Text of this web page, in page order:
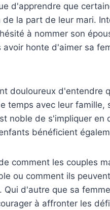
d'apprendre que
la part de leur mari.
à nommer son
avoir honte d'aimer sa
douloureux d'entendre
temps avec leur
noble de s'impliquer
bénéficient
comment les couples
ou comment ils
Qui d'autre que sa
à affronter les